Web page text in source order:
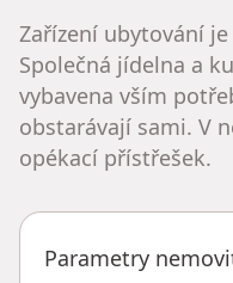
Zařízení ubytování
Společná jídelna a
vybavena vším
obstarávají sami. V
opékací přístřešek.
Parametry